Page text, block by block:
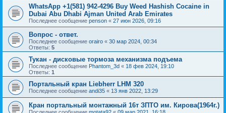
WhatsApp +1(581) 942-4296 Buy Weed Hashish Cocaine in
Dubai Abu Dhabi Ajman United Arab Emirates
Последнее сообщение penson « 27 июн 2026, 09:16
Вопрос - ответ.
Последнее сообщение orairo « 30 мар 2024, 00:34
Ответы: 5
Тукан - дисковые тормоза механизма подъема
Последнее сообщение Phantom_3d « 18 фев 2024, 19:10
Ответы: 1
Портальный кран Liebherr LHM 320
Последнее сообщение andi35 « 13 янв 2022, 13:29
Кран портальный монтажный 16т ЗПТО им. Кирова(1964г.)